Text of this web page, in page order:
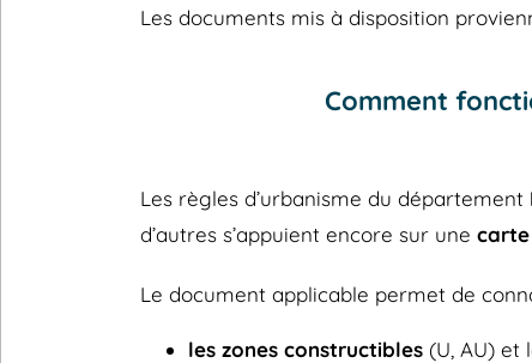
Les documents mis à disposition
Comment
Les règles d’urbanisme du département
d’autres s’appuient encore sur une
Le document applicable permet de
les zones constructibles (U, AU) et